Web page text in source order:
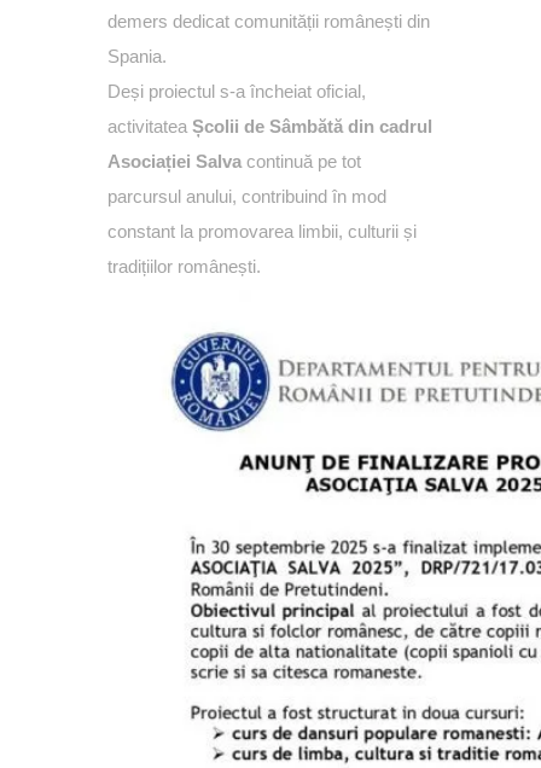
demers dedicat comunității românești din
Spania.
Deși proiectul s-a încheiat oficial,
activitatea Școlii de Sâmbătă din cadrul
Asociației Salva continuă pe tot
parcursul anului, contribuind în mod
constant la promovarea limbii, culturii și
tradițiilor românești.